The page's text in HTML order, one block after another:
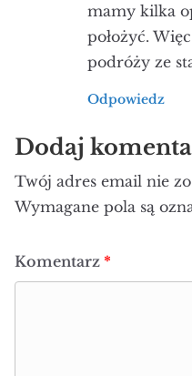
mamy kilka
położyć.
podróży ze
Odpowiedz
Dodaj
Twój adres email nie
Wymagane pola są
Komentarz *